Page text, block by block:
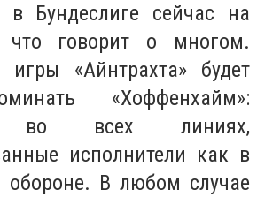
Бундеслиге сейчас на
что говорит о многом.
«Айнтрахта» будет
«Хоффенхайм»:
во всех линиях,
исполнители как в
обороне. В любом случае